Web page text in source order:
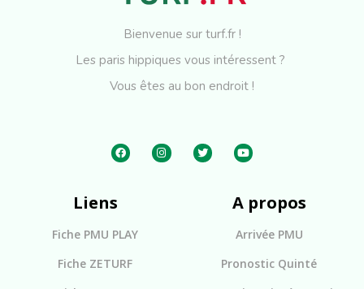
Bienvenue sur turf.fr !
Les paris hippiques vous intéressent ?
Vous êtes au bon endroit !
Liens
Fiche PMU PLAY
Fiche ZETURF
A propos
Arrivée PMU
Pronostic Quinté